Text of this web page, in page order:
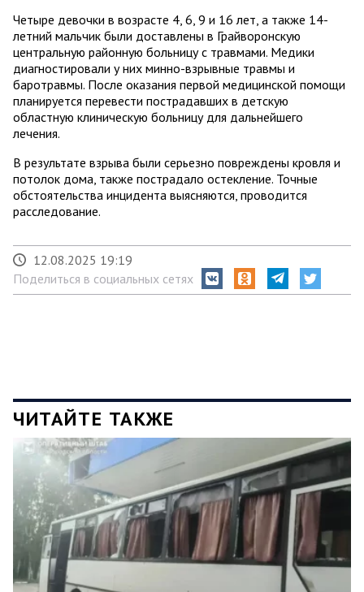
Четыре девочки в возрасте 4, 6, 9 и 16 лет, а также 14-
летний мальчик были доставлены в Грайворонскую
центральную районную больницу с травмами. Медики
диагностировали у них минно-взрывные травмы и
баротравмы. После оказания первой медицинской помощи
планируется перевести пострадавших в детскую
областную клиническую больницу для дальнейшего
лечения.
В результате взрыва были серьезно повреждены кровля и
потолок дома, также пострадало остекление. Точные
обстоятельства инцидента выясняются, проводится
расследование.
12.08.2025 19:19
Поделиться в социальных сетях
ЧИТАЙТЕ ТАКЖЕ